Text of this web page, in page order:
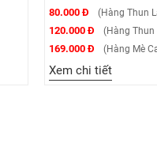
80.000 Đ (Hàng Thun
120.000 Đ (Hàng Thun
169.000 Đ (Hàng Mè
Xem chi tiết